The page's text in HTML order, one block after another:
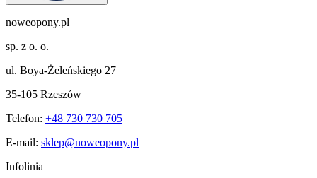
noweopony.pl
sp. z o. o.
ul. Boya-Żeleńskiego 27
35-105 Rzeszów
Telefon: +48 730 730 705
E-mail: sklep@noweopony.pl
Infolinia